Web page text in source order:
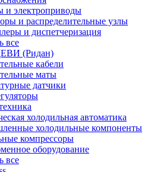
и электроприводы
и распределительные узлы
и диспетчеризация
все
(Ридан)
кабели
маты
датчики
холодильная автоматика
холодильные компоненты
компрессоры
оборудование
все